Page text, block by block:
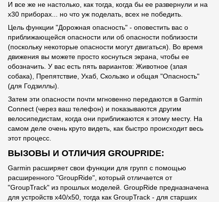
И все же не настолько, как тогда, когда бы ее развернули и на
х30 приборах... но что уж поделать, всех не победить.
Цель функции "Дорожная опасность" - оповестить вас о
приближающейся опасности или об опасности поблизости
(поскольку некоторые опасности могут двигаться). Во время
движения вы можете просто коснуться экрана, чтобы ее
обозначить. У вас есть пять вариантов: Животное (злая
собака), Препятствие, Ухаб, Скользко и общая "Опасность"
(для Годзиллы).
Затем эти опасности почти мгновенно передаются в Garmin
Connect (через ваш телефон) и показываются другим
велосипедистам, когда они приближаются к этому месту. На
самом деле очень круто видеть, как быстро происходит весь
этот процесс.
ВЫЗОВЫ И ОТЛИЧИЯ GROUPRIDE:
Garmin расширяет свои функции для групп с помощью
расширенного "GroupRide", который отличается от
"GroupTrack" из прошлых моделей. GroupRide предназначена
для устройств x40/x50, тогда как GroupTrack - для старших